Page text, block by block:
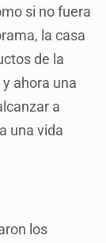
si no fuera
la casa
de la
ahora una
a
una vida
los